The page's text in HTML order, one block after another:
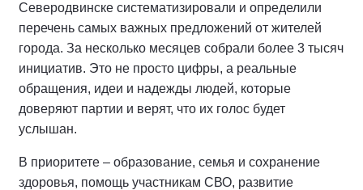
Северодвинске систематизировали и определили
перечень самых важных предложений от жителей
города. За несколько месяцев собрали более 3 тысяч
инициатив. Это не просто цифры, а реальные
обращения, идеи и надежды людей, которые
доверяют партии и верят, что их голос будет
услышан.
В приоритете – образование, семья и сохранение
здоровья, помощь участникам СВО, развитие